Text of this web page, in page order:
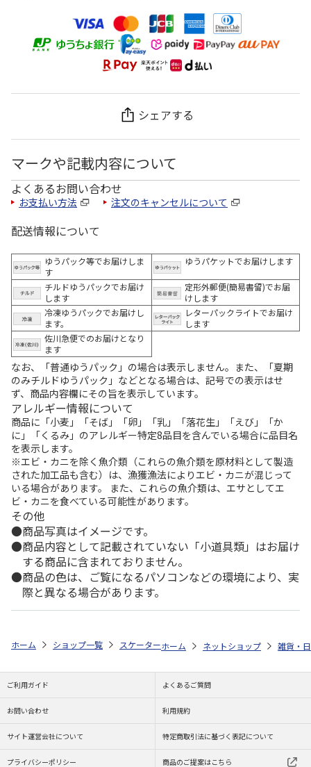
シェアする
マークや記載内容について
よくあるお問い合わせ
お支払い方法 注文のキャンセルについて
配送情報について
ゆうパック等でお届けしま
す
ゆうパケットでお届けします
チルドゆうパックでお届け
します
定形外郵便(簡易書留)でお届
けします
冷凍ゆうパックでお届けし
ます。
レターパックライトでお届け
します
佐川急便でのお届けとなり
ます
なお、「普通ゆうパック」の場合は表示しません。また、「夏期
のみチルドゆうパック」などとなる場合は、記号での表示はせ
ず、商品内容欄にその旨を表示しています。
アレルギー情報について
商品に「小麦」「そば」「卵」「乳」「落花生」「えび」「か
に」「くるみ」のアレルギー特定8品目を含んでいる場合に品目名
を表示します。
※エビ・カニを除く魚介類（これらの魚介類を原材料として製造
された加工品も含む）は、漁獲漁法によりエビ・カニが混じって
いる場合があります。 また、これらの魚介類は、エサとしてエ
ビ・カニを食べている可能性があります。
その他
商品写真はイメージです。
商品内容として記載されていない「小道具類」はお届け
する商品に含まれておりません。
商品の色は、ご覧になるパソコンなどの環境により、実
際と異なる場合があります。
ホーム ショップ一覧 スケーター 食洗機対応 プラコップ Minecraft
ホーム ネットショップ 雑貨・
ご利用ガイド よくあるご質問
お問い合わせ 利用規約
サイト運営会社について 特定商取引法に基づく表記について
プライバシーポリシー 商品のご提案はこちら